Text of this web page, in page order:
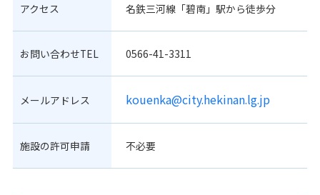
アクセス 名鉄三河線「碧南」駅から徒歩分
お問い合わせTEL 0566-41-3311
メールアドレス kouenka@city.hekinan.lg.jp
施設の許可申請 不必要